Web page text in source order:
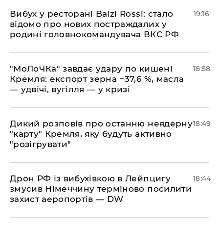
​Вибух у ресторані Balzi Rossi: стало
відомо про нових постраждалих у
родині головнокомандувача ВКС РФ
19:16
​"МоЛоЧКа" завдає удару по кишені
Кремля: експорт зерна −37,6 %, масла
— удвічі, вугілля — у кризі
18:58
​Дикий розповів про останню неядерну
"карту" Кремля, яку будуть активно
"розігрувати"
18:49
​Дрон РФ із вибухівкою в Лейпцигу
змусив Німеччину терміново посилити
захист аеропортів — DW
18:44